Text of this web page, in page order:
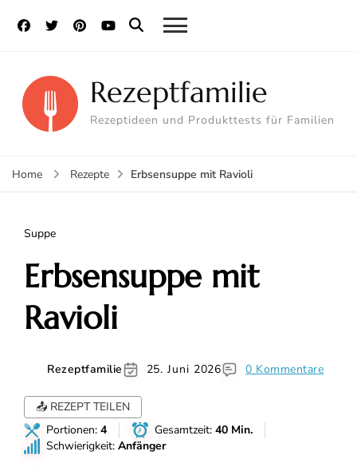
Rezeptfamilie
Rezeptideen und Produkttests für Familien
Home Rezepte Erbsensuppe mit Ravioli
Suppe
Erbsensuppe mit
Ravioli
Rezeptfamilie 25. Juni 2026 0 Kommentare
📤 REZEPT TEILEN
Portionen: 4 Gesamtzeit: 40 Min.
Schwierigkeit: Anfänger